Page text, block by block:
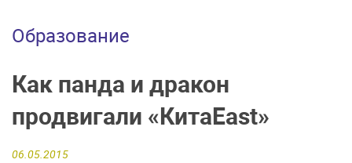
Образование
Как панда и дракон
продвигали «КитаEast»
06.05.2015